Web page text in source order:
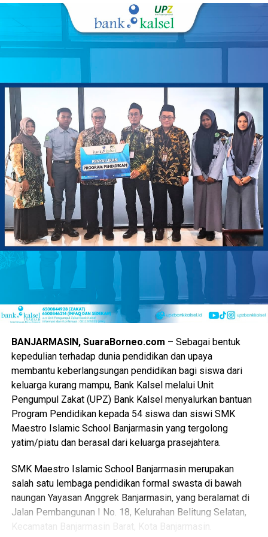
Messenger Twitter/X
tahun ini agak sedikit berbeda,” ujarnya.
“Tempat ibadah megah tersebut siap difungsikan langsung
untuk pelaksanaan salat Jumat berjemaah setelah
“Kehadiran ikon religi baru ini sekaligus menambah
destinasi wisata spiritual bagi masyarakat di kawasan
perkantoran pemerintah, “ jelasnya.
Langkah tersebut membuktikan komitmen pemerintah
dalam merawat nilai keagamaan dan kebudayaan daerah.
Pada sektor ekonomi rakyat turut digenjot melalui gelaran
Kalsel Expo dengan memprioritaskan lapak bagi pelaku
usaha kecil.
Produk halal khas daerah bakal dipajang untuk memicu
perputaran uang dan membuka jalan kerja sama dagang.
Selain itu, pemerintah provinsi mengharapkan perputaran
modal di area pameran kali ini mampu melampaui capaian
tahun sebelumnya.
“Nilai transaksi dipacu agar pendapatan para pedagang
kecil meningkat drastis selama kegiatan berlangsung,”
pungkasnya.
Tamu undangan dari jajaran kementerian hingga perwakilan
dewan pusat juga dijadwalkan hadir memeriahkan suasana.
Partisipasi dari berbagai pihak luar daerah diharapkan
makin memperkuat jejaring kemitraan Kalimantan Selatan.
Keterbukaan informasi ini memastikan seluruh capaian
kinerja Gubernur benar-benar dapat dipantau dan dirasakan
langsung oleh masyarakat.
BANJARMASIN, SuaraBorneo.com – Sebagai bentuk
kepedulian terhadap dunia pendidikan dan upaya
membantu keberlangsungan pendidikan bagi siswa dari
keluarga kurang mampu, Bank Kalsel melalui Unit
Pengumpul Zakat (UPZ) Bank Kalsel menyalurkan bantuan
Program Pendidikan kepada 54 siswa dan siswi SMK
Maestro Islamic School Banjarmasin yang tergolong
yatim/piatu dan berasal dari keluarga prasejahtera.
SMK Maestro Islamic School Banjarmasin merupakan
salah satu lembaga pendidikan formal swasta di bawah
naungan Yayasan Anggrek Banjarmasin, yang beralamat di
Jalan Pembangunan I No. 18, Kelurahan Belitung Selatan,
Kecamatan Banjarmasin Barat, Kota Banjarmasin.